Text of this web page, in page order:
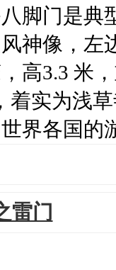
脚门是典
神像，左
高3.3 米
着实为浅
界各国的
雷门